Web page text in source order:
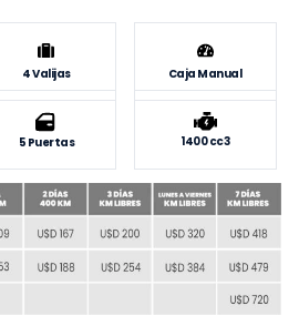
4 Valijas Caja Manual
5 Puertas 1400 cc3